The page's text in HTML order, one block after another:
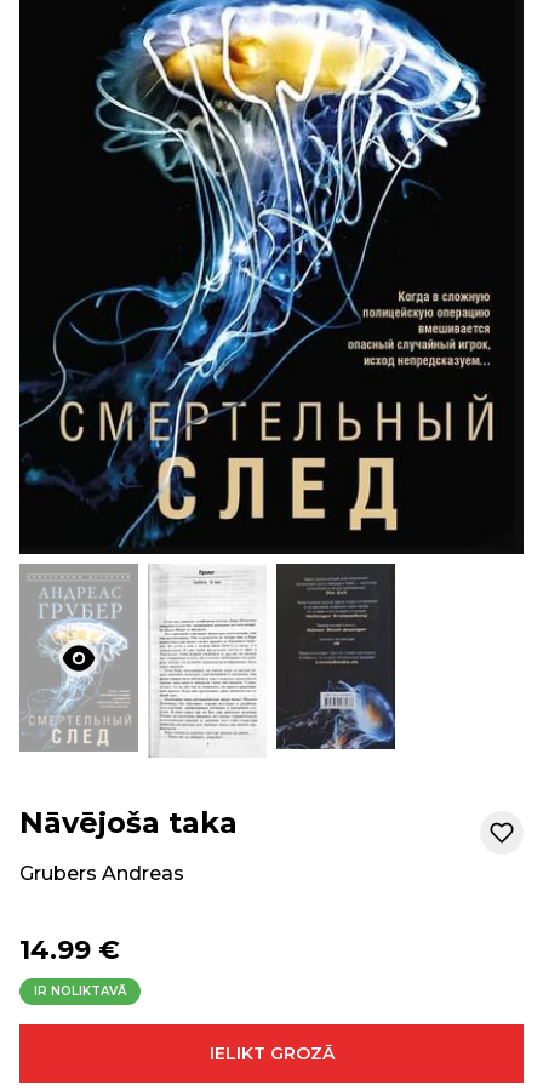
Nāvējoša taka
Grubers Andreas
14.99 €
IR NOLIKTAVĀ
IELIKT GROZĀ